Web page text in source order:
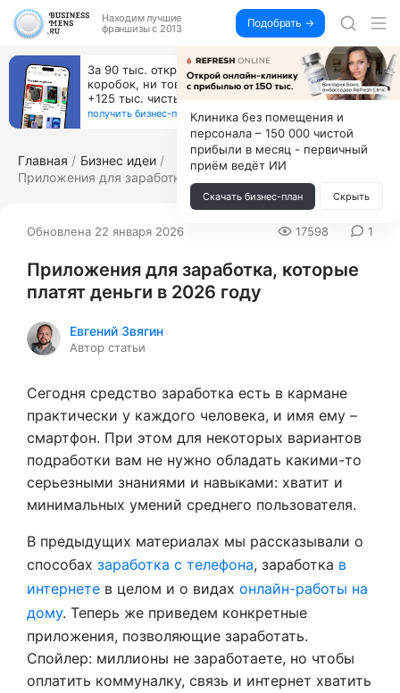
Находим лучшие
франшизы с 2013
Подобрать →
За 90 тыс. открой магазин на Авито, дома ни
коробок, ни товара, ни склада, зато каждый
+125 тыс. чистыми
получить бизнес-план ↓
Главная
Бизнес идеи
Приложения для заработка, которые пла...
Обновлена 22 января 2026 17598 1
Приложения для заработка, которые
платят деньги в 2026 году
Евгений Звягин
Автор статьи
Сегодня средство заработка есть в кармане
практически у каждого человека, и имя ему –
смартфон. При этом для некоторых вариантов
подработки вам не нужно обладать какими-то
серьезными знаниями и навыками: хватит и
минимальных умений среднего пользователя.
В предыдущих материалах мы рассказывали о
способах заработка с телефона, заработка в
интернете в целом и о видах онлайн-работы на
дому. Теперь же приведем конкретные
приложения, позволяющие заработать.
Спойлер: миллионы не заработаете, но чтобы
оплатить коммуналку, связь и интернет хватить
Клиника без помещения и
персонала – 150 000 чистой
прибыли в месяц - первичный
приём ведёт ИИ
Скачать бизнес-план Скрыть